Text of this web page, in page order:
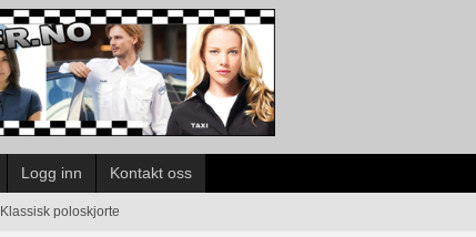
Logg inn Kontakt oss
Klassisk poloskjorte